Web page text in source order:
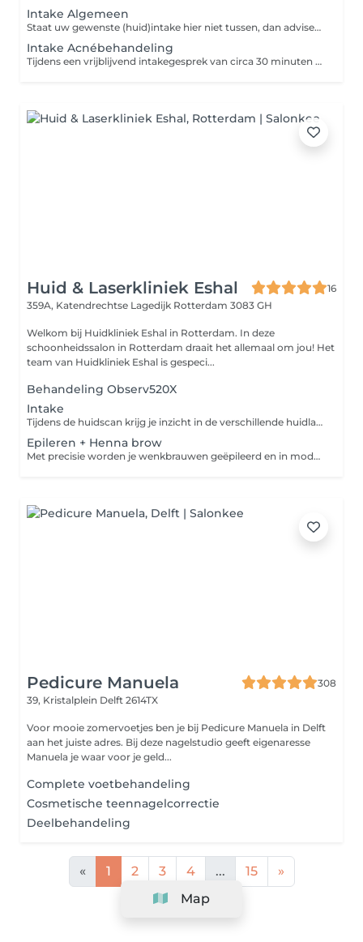
Intake Algemeen
Staat uw gewenste (huid)intake hier niet tussen, dan adviseren wij om een "intake algemeen" te boeken. Onze huidtherapeuten zullen u hiermee tijdens het intakegesprek assisteren.
Intake Acnébehandeling
Tijdens een vrijblijvend intakegesprek van circa 30 minuten bekijkt de huidtherapeut je huid en worden je wensen en de mogelijkheden besproken.
Huid & Laserkliniek Eshal
16
359A, Katendrechtse Lagedijk Rotterdam 3083 GH
Welkom bij Huidkliniek Eshal in Rotterdam. In deze
schoonheidssalon in Rotterdam draait het allemaal om jou! Het
team van Huidkliniek Eshal is gespeci...
Behandeling Observ520X
Intake
Tijdens de huidscan krijg je inzicht in de verschillende huidlagen om beschadigingen en problematiek nauwkeurig te ontdekken. Dit helpt bij het bepalen van de juiste behandelingen voor een gezonde en stralende huid.
Epileren + Henna brow
Met precisie worden je wenkbrauwen geëpileerd en in model gebracht. Vervolgens wordt henna verf gebruikt om zowel de haartjes als de huid te kleuren, wat zorgt voor vollere en strakkere wenkbrauwen met een langdurig resultaat.
Pedicure Manuela
308
39, Kristalplein Delft 2614TX
Voor mooie zomervoetjes ben je bij Pedicure Manuela in Delft
aan het juiste adres. Bij deze nagelstudio geeft eigenaresse
Manuela je waar voor je geld...
Complete voetbehandeling
Cosmetische teennagelcorrectie
Deelbehandeling
« 1 2 3 4 ... 15
»
Map